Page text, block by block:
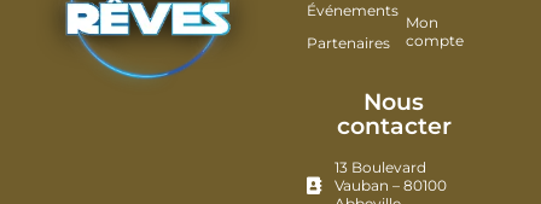
Événements
Partenaires
Mon
compte
Nous
contacter
13 Boulevard
Vauban – 80100